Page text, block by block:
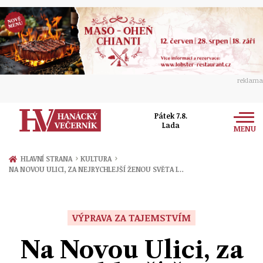
reklama
Pátek 7.8.
Lada
MENU
Zprávy
Přerov
Ekonomika
Ženy
Sport
HLAVNÍ STRANA › KULTURA ›
NA NOVOU ULICI, ZA NEJRYCHLEJŠÍ ŽENOU SVĚTA I…
VÝPRAVA ZA TAJEMSTVÍM
Na Novou Ulici, za